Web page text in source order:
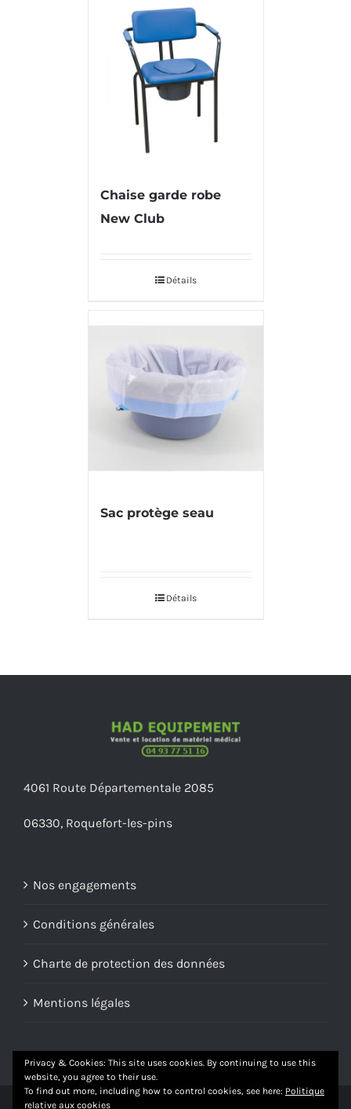
Chaise garde robe
New Club
Détails
Sac protège seau
Détails
4061 Route Départementale 2085
06330, Roquefort-les-pins
Nos engagements
Conditions générales
Charte de protection des données
Mentions légales
Privacy & Cookies: This site uses cookies. By continuing to use this
website, you agree to their use.
To find out more, including how to control cookies, see here: Politique
relative aux cookies